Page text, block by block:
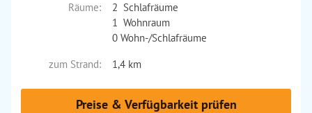
Räume:
2 Schlafräume
1 Wohnraum
0 Wohn-/Schlafräume
zum Strand:
1,4 km
Preise & Verfügbarkeit prüfen